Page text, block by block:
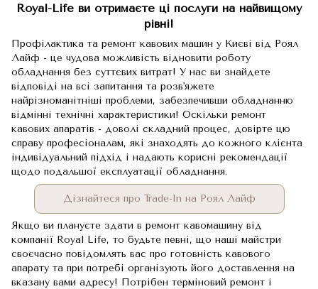
Royal-Life ви отримаєте ці послуги на найвищому
рівні!
Профілактика та ремонт кавових машин у Києві від Роял
Лайф - це чудова можливість відновити роботу
обладнання без суттєвих витрат! У нас ви знайдете
відповіді на всі запитання та розв'яжете
найрізноманітніші проблеми, забезпечивши обладнанню
відмінні технічні характеристики! Оскільки ремонт
кавових апаратів - доволі складний процес, довірте цю
справу професіоналам, які знаходять до кожного клієнта
індивідуальний підхід і надають корисні рекомендації
щодо подальшої експлуатації обладнання.
Дізнайтеся про Trade-In на Роял Лайф
Якщо ви плануєте здати в ремонт кавомашину від
компанії Royal Life, то будьте певні, що наші майстри
своєчасно повідомлять вас про готовність кавового
апарату та при потребі організують його доставлення на
вказану вами адресу! Потрібен терміновий ремонт і